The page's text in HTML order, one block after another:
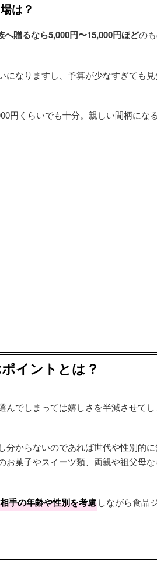
は？
贈るなら5,000円〜15,000円ほどの
なりますし、予算が少なすぎても見
円くらいでも十分。親しい間柄にな
イントとは？
でしまっては嬉しさを半減させてし
分からないのであれば世代や性別的
お菓子やスイーツ類、両親や祖父母
相手の年齢や性別を考慮 しながら食品